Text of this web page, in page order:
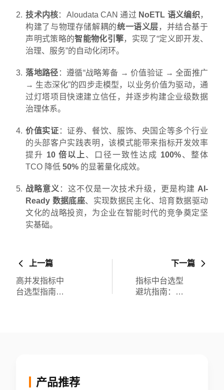
技术内核：Aloudata CAN 通过 NoETL 语义编织，
构建了与物理存储解耦的统一语义层，并结合基于
声明式策略的智能物化引擎，实现了“定义即开发、
治理、服务”的自动化闭环。
落地路径 ：遵循“战略筹备 → 价值验证 → 全面推广
→ 生态深化”的四步走模型，以业务价值为驱动，通
过灯塔项目快速建立信任，并逐步构建企业级数据
治理体系。
价值实证 ：证券、餐饮、服饰、央国企等多个行业
的头部客户实践表明，该模式能带来指标开发效率
提升 10 倍以上 、口径一致性达成 100%、整体
TCO 降低50% 的显著量化成效。
战略意义 ：这不仅是一次技术升级，更是构建 AI-
Ready 数据底座、实现数据民主化、培育数据驱动
文化的战略投资，为企业在智能时代的竞争奠定坚
实基础。
上一篇
高并发指标中
台选型指南：
下一篇
指标中台选型
避坑指南：实
产品推荐